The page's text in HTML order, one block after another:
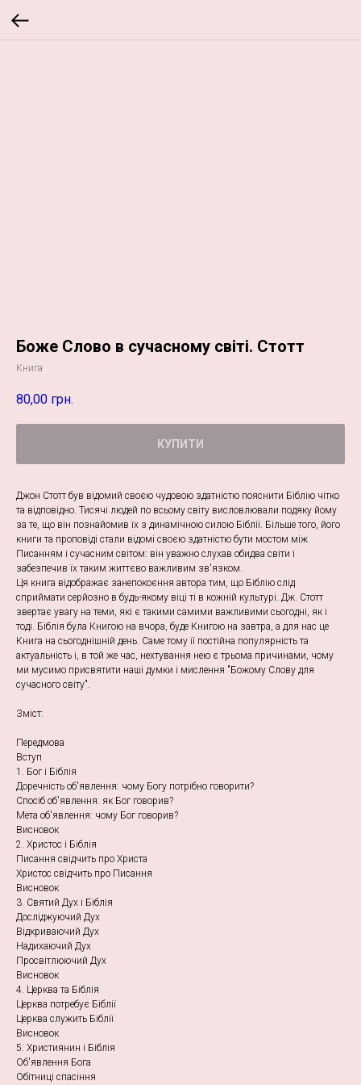
Боже Слово в сучасному світі. Стотт
Книга
80,00 грн.
КУПИТИ
Джон Стотт був відомий своєю чудовою здатністю пояснити Біблію чітко
та відповідно. Тисячі людей по всьому світу висловлювали подяку йому
за те, що він познайомив їх з динамічною силою Біблії. Більше того, його
книги та проповіді стали відомі своєю здатністю бути мостом між
Писанням і сучасним світом: він уважно слухав обидва світи і
забезпечив їх таким життєво важливим зв′язком.
Ця книга відображає занепокоєння автора тим, що Біблію слід
сприймати серйозно в будь-якому віці ті в кожній культурі. Дж. Стотт
звертає увагу на теми, які є такими самими важливими сьогодні, як і
тоді. Біблія була Книгою на вчора, буде Книгою на завтра, а для нас це
Книга на сьогоднішній день. Саме тому її постійна популярність та
актуальність і, в той же час, нехтування нею є трьома причинами, чому
ми мусимо присвятити наші думки і мислення "Божому Слову для
сучасного світу".
Зміст:
Передмова
Вступ
1. Бог і Біблія
Доречність об′явлення: чому Богу потрібно говорити?
Спосіб об′явлення: як Бог говорив?
Мета об′явлення: чому Бог говорив?
Висновок
2. Христос і Біблія
Писання свідчить про Христа
Христос свідчить про Писання
Висновок
3. Святий Дух і Біблія
Досліджуючий Дух
Відкриваючий Дух
Надихаючий Дух
Просвітлюючий Дух
Висновок
4. Церква та Біблія
Церква потребує Біблії
Церква служить Біблії
Висновок
5. Християнин і Біблія
Об′явлення Бога
Обітниці спасіння